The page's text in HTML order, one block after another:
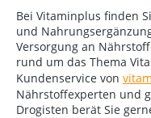
Bei Vitaminplus finden
und
Versorgung an
rund um das Thema
Kundenservice von
Nährstoffexperten und
Drogisten berät Sie